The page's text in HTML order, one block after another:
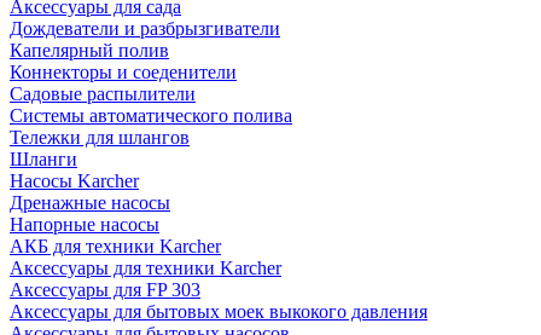
Аксессуары для сада
Дождеватели и разбрызгиватели
Капелярный полив
Коннекторы и соеденители
Садовые распылители
Системы автоматического полива
Тележки для шлангов
Шланги
Насосы Karcher
Дренажные насосы
Напорные насосы
АКБ для техники Karcher
Аксессуары для техники Karcher
Аксессуары для FP 303
Аксессуары для бытовых моек выкокого давления